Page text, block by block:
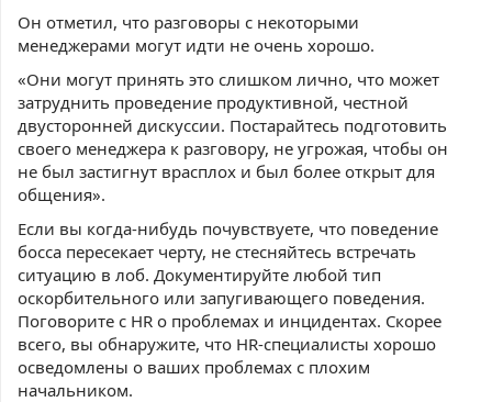
Он отметил, что разговоры с некоторыми
менеджерами могут идти не очень хорошо.
«Они могут принять это слишком лично, что может
затруднить проведение продуктивной, честной
двусторонней дискуссии. Постарайтесь подготовить
своего менеджера к разговору, не угрожая, чтобы он
не был застигнут врасплох и был более открыт для
общения».
Если вы когда-нибудь почувствуете, что поведение
босса пересекает черту, не стесняйтесь встречать
ситуацию в лоб. Документируйте любой тип
оскорбительного или запугивающего поведения.
Поговорите с HR о проблемах и инцидентах. Скорее
всего, вы обнаружите, что HR-специалисты хорошо
осведомлены о ваших проблемах с плохим
начальником.